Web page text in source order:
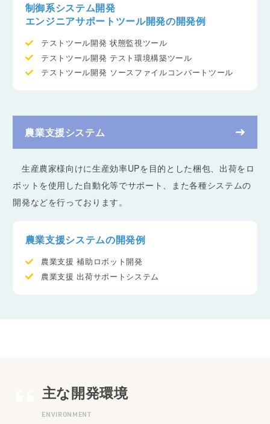
制御系システム開発
エンジニアサポートツール開発の開発例
テストツール開発 状態監視ツール
テストツール開発 テスト環境構築ツール
テストツール開発 ソースファイルコンバートツール
農業支援システム
生産農家様向けに生産効率UPを目的とした梱包、出荷をロ
ボットを使用した自動化等でサポート、また各種システムの
開発などを行っております。
農業支援システムの開発例
農業支援 補助ロボット開発
農業支援 出荷サポートシステム
主な開発環境
ENVIRONMENT